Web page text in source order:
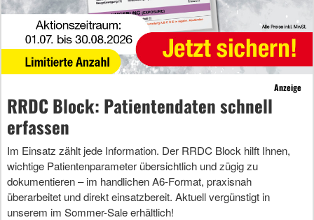
Anzeige
RRDC Block: Patientendaten schnell
erfassen
Im Einsatz zählt jede Information. Der RRDC Block hilft Ihnen,
wichtige Patientenparameter übersichtlich und zügig zu
dokumentieren – im handlichen A6-Format, praxisnah
überarbeitet und direkt einsatzbereit. Aktuell vergünstigt in
unserem im Sommer-Sale erhältlich!